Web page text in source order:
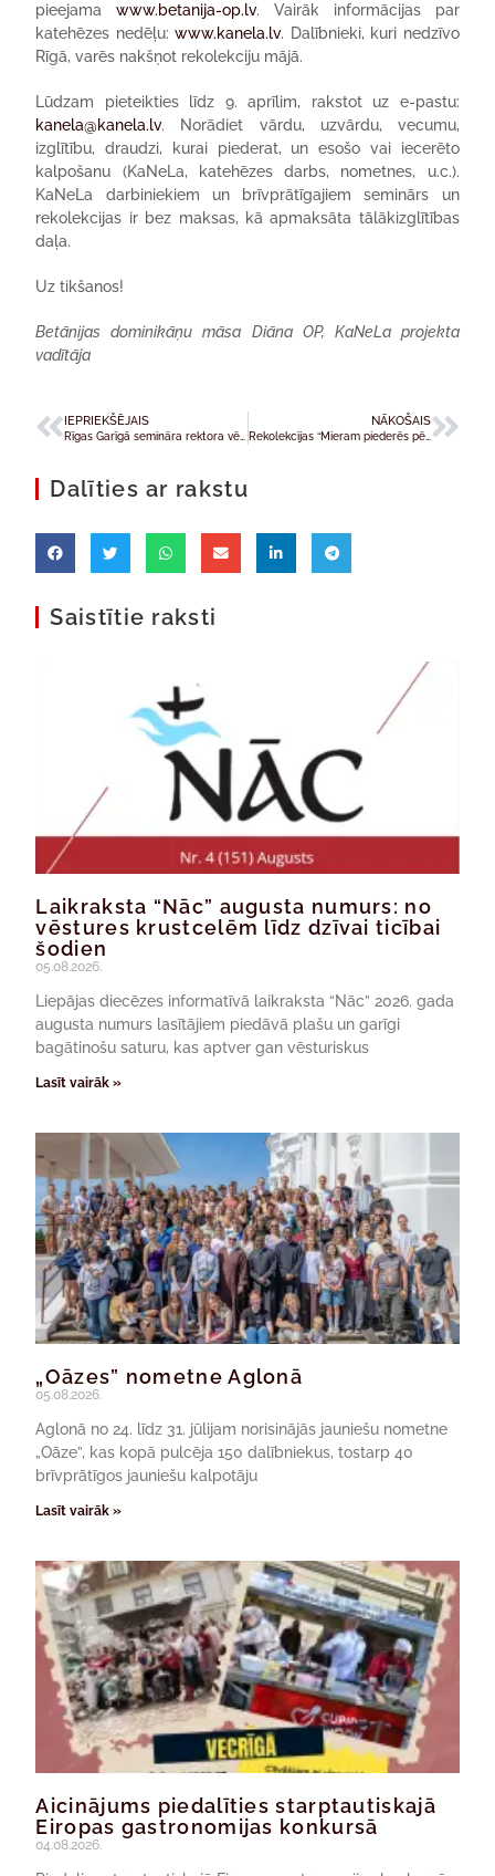
pieejamawww.betanija-op.lv. Vairāk informācijas par
katehēzes nedēļu:www.kanela.lv. Dalībnieki, kuri nedzīvo
Rīgā, varēs nakšņot rekolekciju mājā.
Lūdzam pieteikties līdz 9. aprīlim, rakstot uz e-pastu:
kanela@kanela.lv. Norādiet vārdu, uzvārdu, vecumu,
izglītību, draudzi, kurai piederat, un esošo vai iecerēto
kalpošanu (KaNeLa, katehēzes darbs, nometnes, u.c.).
KaNeLa darbiniekiem un brīvprātīgajiem seminārs un
rekolekcijas ir bez maksas, kā apmaksāta tālākizglītības
daļa.
Uz tikšanos!
Betānijas dominikāņu māsa Diāna OP, KaNeLa projekta
vadītāja
IEPRIEKŠĒJAIS NĀKOŠAIS
Rekolekcijas “Mieram piederēs pēdējais vārds”
Dalīties ar rakstu
Saistītie raksti
Laikraksta “Nāc” augusta numurs: no
vēstures krustcelēm līdz dzīvai ticībai
šodien
05.08.2026.
Liepājas diecēzes informatīvā laikraksta “Nāc” 2026. gada
augusta numurs lasītājiem piedāvā plašu un garīgi
bagātinošu saturu, kas aptver gan vēsturiskus
Lasīt vairāk »
„Oāzes” nometne Aglonā
05.08.2026.
Aglonā no 24. līdz 31. jūlijam norisinājās jauniešu nometne
„Oāze”, kas kopā pulcēja 150 dalībniekus, tostarp 40
brīvprātīgos jauniešu kalpotāju
Lasīt vairāk »
Aicinājums piedalīties starptautiskajā
Eiropas gastronomijas konkursā
04.08.2026.